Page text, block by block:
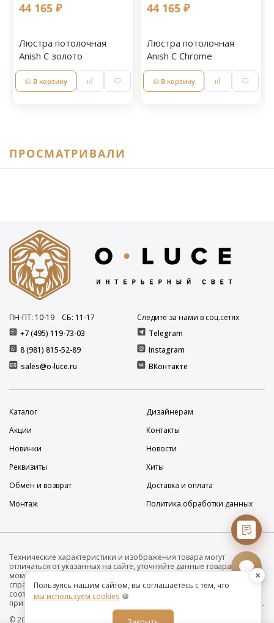
44 165 ₽
Люстра потолочная
Anish С золото
В корзину
44 165 ₽
Люстра потолочная
Anish С Chrome
В корзину
ПРОСМАТРИВАЛИ
+7 (495) 119-73-03
8 (981) 815-52-89
ПН-ПТ: 10-19 СБ: 11-17
sales@o-luce.ru
Следите за нами в соц.сетях
Telegram
Instagram
ВКонтакте
Каталог
Дизайнерам
Акции
Контакты
Новинки
Новости
Реквизиты
Хиты
Обмен и возврат
Доставка и оплата
Монтаж
Политика обработки данных
Технические характеристики и изображения товара могут
отличаться от указанных на сайте, уточняйте данные товара на
момент покупки и оплаты. Вся информация на сайте о товарах носит
справочный характер и не является публичной офертой в
соответствии с пунктом 2 статьи 437 ГК РФ. Убедительно просим Вас
при покупке проверять наличие желаемых функций и характеристик.
© 2019-2026 Интернет-магазин дизайнерских светильников O•Luce
Пользуясь нашим сайтом, вы соглашаетесь с тем, что
мы используем cookies 🍪
×